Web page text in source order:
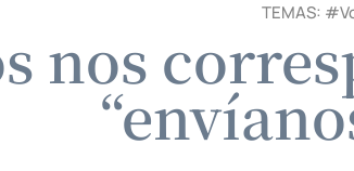
TEMAS: #
nos